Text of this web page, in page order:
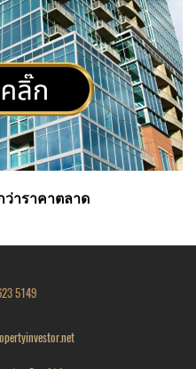
าราคาตลาด
5149